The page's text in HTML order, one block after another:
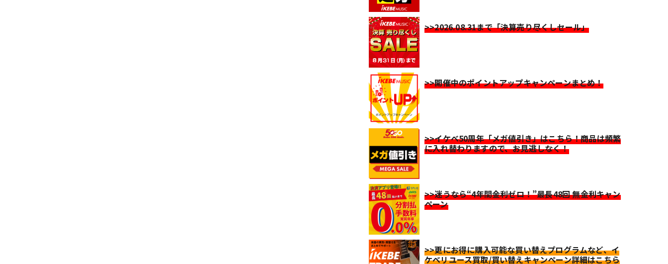
>>2026.08.31まで「決算売り尽くしセール」
>>開催中のポイントアップキャンペーンまとめ！
>>イケベ50周年「メガ値引き」はこちら！商品は頻繁
に入れ替わりますので、お見逃しなく！
>>迷うなら“4年間金利ゼロ！”最長48回 無金利キャン
ペーン
>>更にお得に購入可能な買い替えプログラムなど、イ
ケベリユース買取/買い替えキャンペーン詳細はこちら